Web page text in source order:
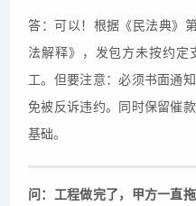
答：可以！根据《民法典》
法解释》，发包方未按约定
工。但要注意：必须书面通
免被反诉违约。同时保留催
基础。
问：工程做完了，甲方一直